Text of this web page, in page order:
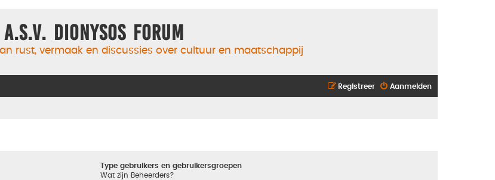
A.S.V. Dionysos Forum
rust, vermaak en discussies over cultuur en maatschappij
Aanmelden
Registreer
Type gebruikers en gebruikersgroepen
Wat zijn Beheerders?